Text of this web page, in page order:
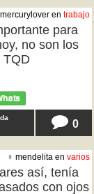
en trabajo
para
no son los
TQD
0
♀ mendelita en varios
así, tenía
con ojos